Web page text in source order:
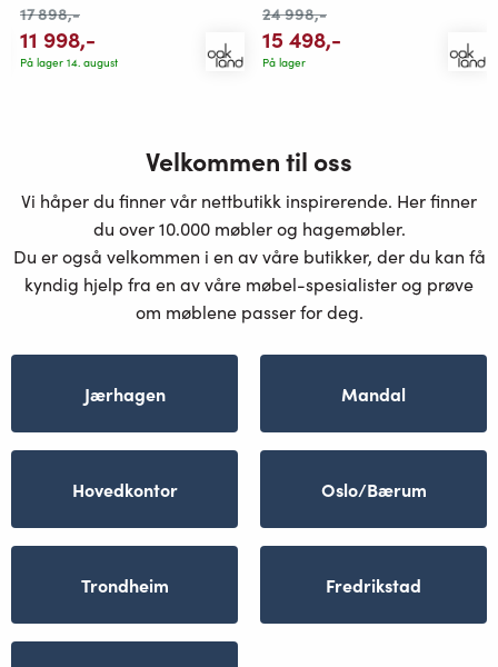
17 898,-
11 998,-
På lager 14. august
24 998,-
15 498,-
På lager
Velkommen til oss
Vi håper du finner vår nettbutikk inspirerende. Her finner
du over 10.000 møbler og hagemøbler.
Du er også velkommen i en av våre butikker, der du kan få
kyndig hjelp fra en av våre møbel-spesialister og prøve
om møblene passer for deg.
Jærhagen Mandal
Hovedkontor Oslo/Bærum
Trondheim Fredrikstad